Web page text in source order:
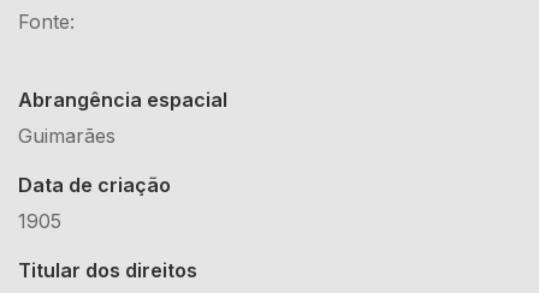
Fonte:
Abrangência espacial
Guimarães
Data de criação
1905
Titular dos direitos